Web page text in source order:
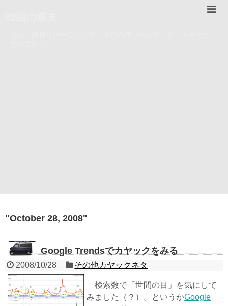
"October 28, 2008"
Google Trendsでカヤックをみる
2008/10/28 その他カヤックネタ
検索数で「世間の目」を気にして
みました（？）。というかGoogle